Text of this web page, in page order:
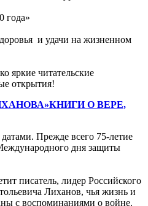
года»
и удачи на жизненном
яркие читательские
открытия!
О ВЕРЕ,
Прежде всего 75-летие
дня защиты
писатель, лидер Российского
Лиханов, чья жизнь и
с воспоминаниями о войне.